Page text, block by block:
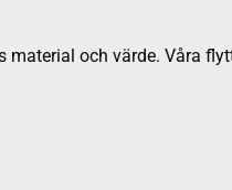
och värde. Våra